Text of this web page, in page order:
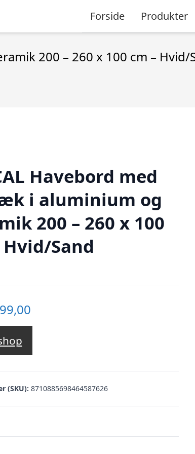
Forside Produkter
200 – 260 x 100 cm – Hvid/
Havebord med
i aluminium og
200 – 260 x 100
Hvid/Sand
(SKU): 8710885698464587626